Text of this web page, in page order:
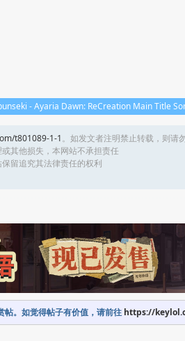
- Ayaria Dawn: ReCreation Main Title
t801089-1-1。如发文者注明禁止转载，则请
其他损失，本网站不承担责任
留追究其法律责任的权利
帖。如觉得帖子有价值，请前往 https://